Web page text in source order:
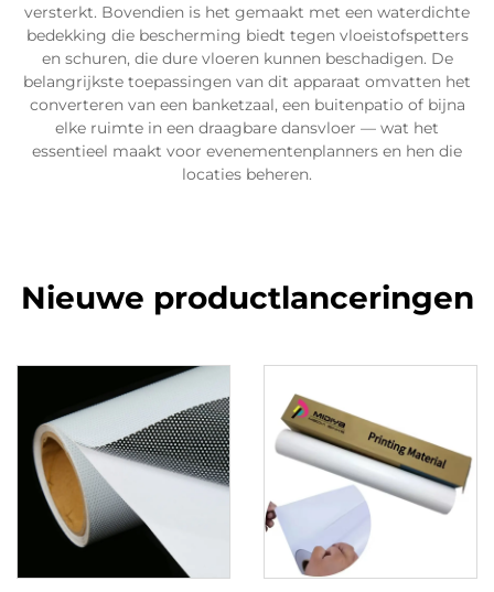
versterkt. Bovendien is het gemaakt met een waterdichte
bedekking die bescherming biedt tegen vloeistofspetters
en schuren, die dure vloeren kunnen beschadigen. De
belangrijkste toepassingen van dit apparaat omvatten het
converteren van een banketzaal, een buitenpatio of bijna
elke ruimte in een draagbare dansvloer — wat het
essentieel maakt voor evenementenplanners en hen die
locaties beheren.
Nieuwe productlanceringen